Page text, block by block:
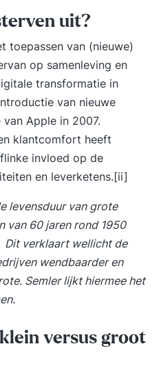
uit?
toepassen van (nieuwe)
op samenleving en
transformatie in
van nieuwe
Apple in 2007.
klantcomfort heeft
invloed op de
en leverketens.[ii]
levensduur van grote
van 60 jaren rond 1950
Dit verklaart wellicht de
wendbaarder en
Semler lijkt hiermee het
versus groot